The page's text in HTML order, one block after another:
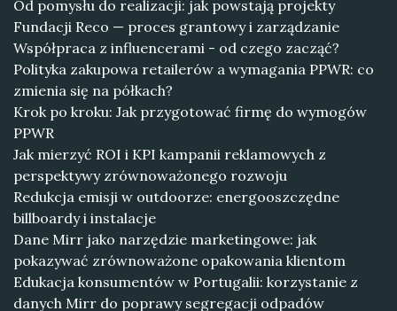
Od pomysłu do realizacji: jak powstają projekty
Fundacji Reco — proces grantowy i zarządzanie
Współpraca z influencerami - od czego zacząć?
Polityka zakupowa retailerów a wymagania PPWR: co
zmienia się na półkach?
Krok po kroku: Jak przygotować firmę do wymogów
PPWR
Jak mierzyć ROI i KPI kampanii reklamowych z
perspektywy zrównoważonego rozwoju
Redukcja emisji w outdoorze: energooszczędne
billboardy i instalacje
Dane Mirr jako narzędzie marketingowe: jak
pokazywać zrównoważone opakowania klientom
Edukacja konsumentów w Portugalii: korzystanie z
danych Mirr do poprawy segregacji odpadów